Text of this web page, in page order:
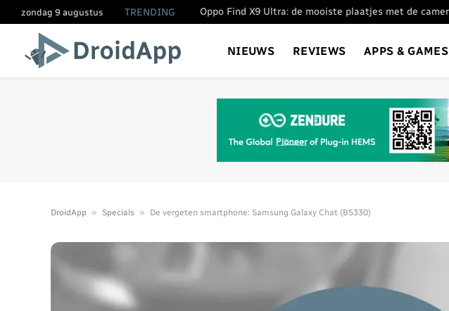
zondag 9 augustus TRENDING
NIEUWS REVIEWS APPS & GAMES
DroidApp » Specials » De vergeten smartphone: Samsung Galaxy Chat (B5330)